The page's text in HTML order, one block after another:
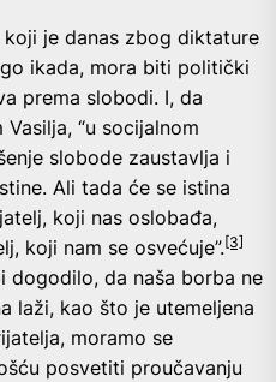
koji je danas zbog diktature
ikada, mora biti politički
prema slobodi. I, da
“u socijalnom
slobode zaustavlja i
Ali tada će se istina
koji nas oslobađa,
koji nam se osvećuje”.[3]
dogodilo, da naša borba ne
laži, kao što je utemeljena
moramo se
posvetiti proučavanju